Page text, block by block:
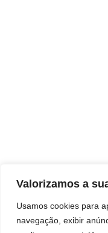
Valorizamos a
Usamos cookies para
navegação, exibir